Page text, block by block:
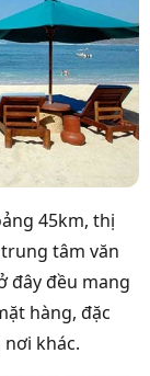
45km, thị
tâm văn
đây đều mang
hàng, đặc
khác.